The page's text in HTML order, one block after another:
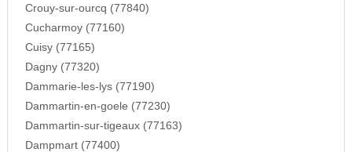
Crouy-sur-ourcq (77840)
Cucharmoy (77160)
Cuisy (77165)
Dagny (77320)
Dammarie-les-lys (77190)
Dammartin-en-goele (77230)
Dammartin-sur-tigeaux (77163)
Dampmart (77400)